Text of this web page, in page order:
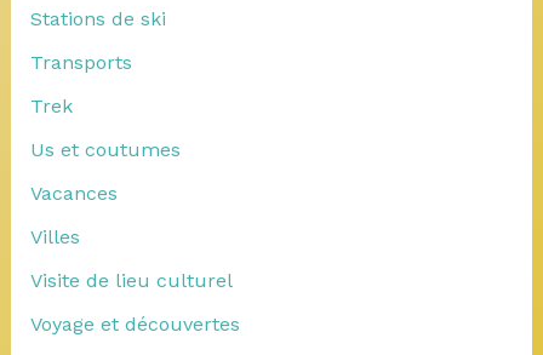
Stations de ski
Transports
Trek
Us et coutumes
Vacances
Villes
Visite de lieu culturel
Voyage et découvertes